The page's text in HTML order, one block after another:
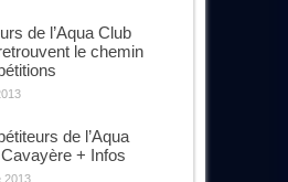
de l’Aqua Club
le chemin
de l’Aqua
+ Infos
2013